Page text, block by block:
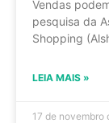
Vendas
pesquisa da
Shopping
LEIA MAIS »
17 de novembro